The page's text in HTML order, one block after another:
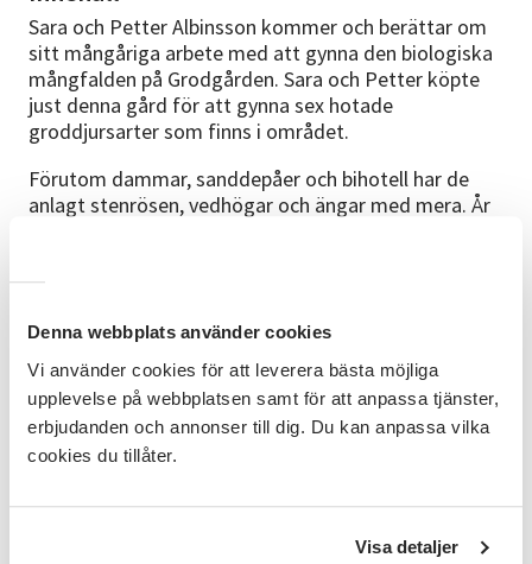
Denna webbplats använder cookies
Vi använder cookies för att leverera bästa möjliga
upplevelse på webbplatsen samt för att anpassa tjänster,
erbjudanden och annonser till dig. Du kan anpassa vilka
cookies du tillåter.
Visa detaljer
Sara och Petter Albinsson kommer och berättar om
sitt mångåriga arbete med att gynna den biologiska
mångfalden på Grodgården. Sara och Petter köpte
just denna gård för att gynna sex hotade
groddjursarter som finns i området.
Förutom dammar, sanddepåer och bihotell har de
anlagt stenrösen, vedhögar och ängar med mera. År
din egen trädgård eller balkong!
Medverkande
Sara och Petter Albinsson
Bra att veta
Denna kväll hälsas du välkommen av representanter